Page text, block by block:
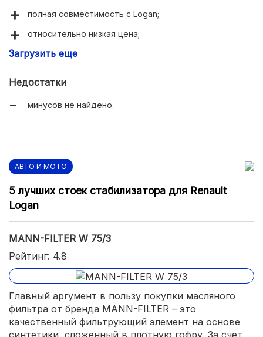
полная совместимость с Logan;
относительно низкая цена;
легко проверить подлинность.
Загрузить еще
Недостатки
минусов не найдено.
АВТО И МОТО
5 лучших стоек стабилизатора для Renault
Logan
MANN-FILTER W 75/3
Рейтинг: 4.8
Главный аргумент в пользу покупки масляного
фильтра от бренда MANN-FILTER – это
качественный фильтрующий элемент на основе
синтетики, сложенный в плотную гофру. За счет